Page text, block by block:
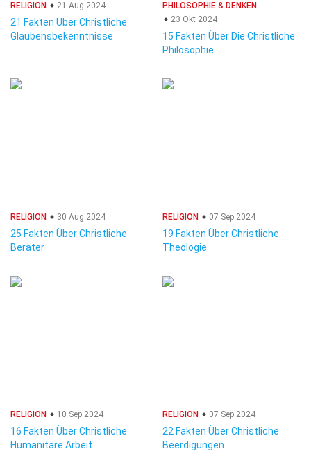
RELIGION 21 Aug 2024
21 Fakten Über Christliche
Glaubensbekenntnisse
PHILOSOPHIE & DENKEN
23 Okt 2024
15 Fakten Über Die Christliche
Philosophie
RELIGION 30 Aug 2024
25 Fakten Über Christliche
Berater
RELIGION 07 Sep 2024
19 Fakten Über Christliche
Theologie
RELIGION 10 Sep 2024
16 Fakten Über Christliche
Humanitäre Arbeit
RELIGION 07 Sep 2024
22 Fakten Über Christliche
Beerdigungen